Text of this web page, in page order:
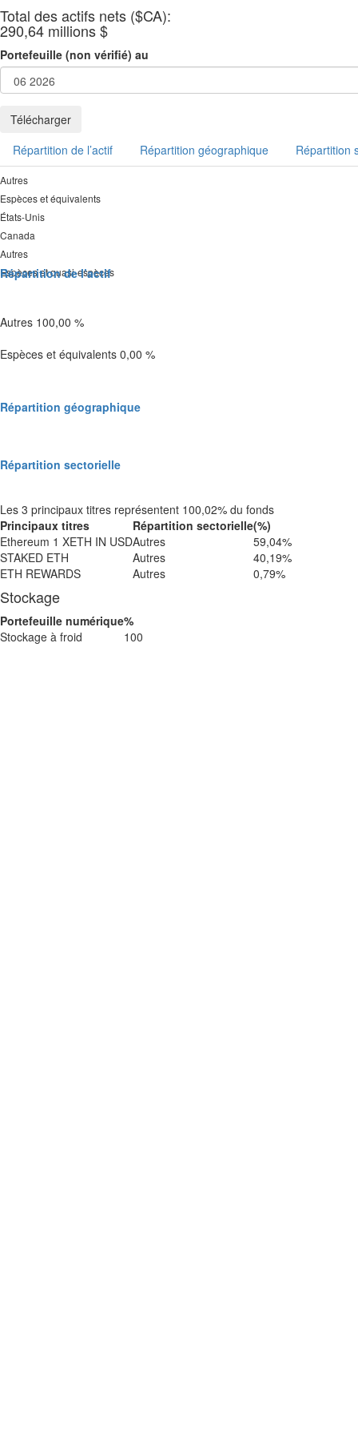
Total des actifs nets ($CA):
290,64 millions $
Portefeuille (non vérifié) au
Télécharger
Répartition de l’actif
Répartition géographique Répartition
Autres
Espèces et équivalents
États-Unis
Canada
Autres
Espèces et quasi-espèces
Répartition de l’actif
Autres 100,00 %
Espèces et équivalents 0,00 %
Répartition géographique
Répartition sectorielle
Les 3 principaux titres représentent 100,02% du fonds
Principaux titres
Répartition sectorielle(%)
Ethereum 1 XETH IN USDAutres
59,04%
STAKED ETH
Autres
40,19%
ETH REWARDS
Autres 0,79%
Stockage
Portefeuille numérique%
Stockage à froid
100